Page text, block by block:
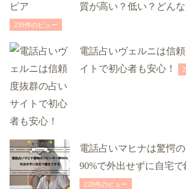
質が高い？低い？どん
230件のビュー
電話占いヴェルニは信
イトで初心者も安心！
電話占いマヒナは驚愕
90%で外出せずに自宅で
228件のビュー